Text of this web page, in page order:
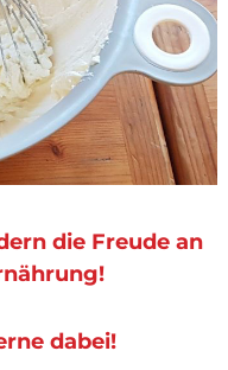
die Freude an
dabei!